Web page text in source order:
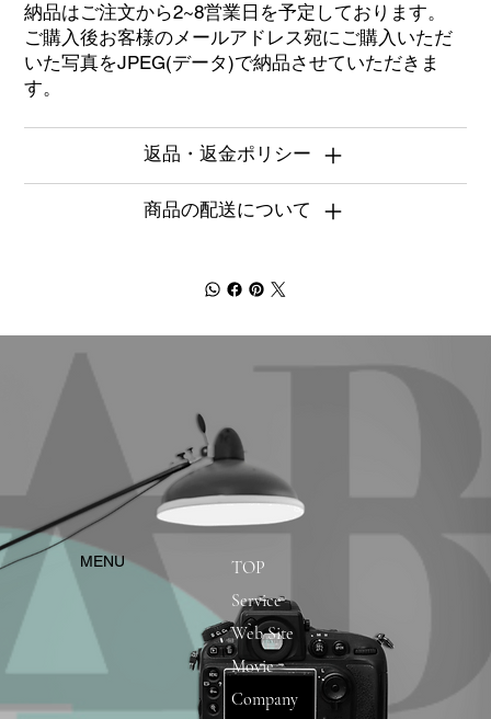
納品はご注文から2~8営業日を予定しております。
ご購入後お客様のメールアドレス宛にご購入いただ
いた写真をJPEG(データ)で納品させていただきま
す。
返品・返金ポリシー
商品の配送について
​MENU
TOP
Service
Web Site
Movie
Company